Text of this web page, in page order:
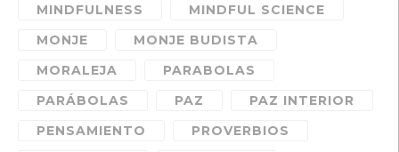
MINDFULNESS
MINDFUL SCIENCE
MONJE
MONJE BUDISTA
MORALEJA
PARABOLAS
PARÁBOLAS
PAZ
PAZ INTERIOR
PENSAMIENTO
PROVERBIOS